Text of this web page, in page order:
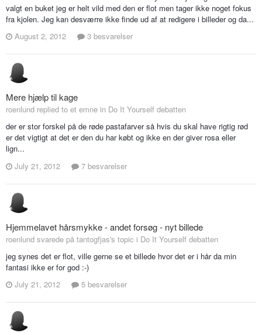
valgt en buket jeg er helt vild med den er flot men tager ikke noget fokus
fra kjolen. Jeg kan desværre ikke finde ud af at redigere i billeder og da...
August 2, 2012
3 besvarelser
Mere hjælp til kage
roenlund replied to et emne in Do It Yourself debatten
der er stor forskel på de røde pastafarver så hvis du skal have rigtig rød
er det vigtigt at det er den du har købt og ikke en der giver rosa eller
lign...
July 21, 2012
7 besvarelser
Hjemmelavet hårsmykke - andet forsøg - nyt billede
roenlund svarede på tantogfjas's topic i Do It Yourself debatten
jeg synes det er flot, ville gerne se et billede hvor det er i hår da min
fantasi ikke er for god :-)
July 21, 2012
5 besvarelser